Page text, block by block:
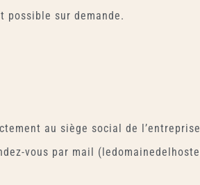
sur demande.
au siège social de
vous par mail